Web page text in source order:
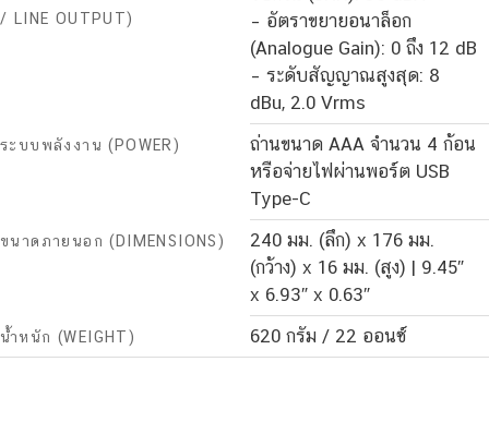
/ LINE OUTPUT)
– อัตราขยายอนาล็อก
(Analogue Gain): 0 ถึง 12 dB
– ระดับสัญญาณสูงสุด: 8
dBu, 2.0 Vrms
ระบบพลังงาน (POWER)
ถ่านขนาด AAA จำนวน 4 ก้อน
หรือจ่ายไฟผ่านพอร์ต USB
Type-C
ขนาดภายนอก (DIMENSIONS)
240 มม. (ลึก) x 176 มม.
(กว้าง) x 16 มม. (สูง) | 9.45″
x 6.93″ x 0.63″
น้ำหนัก (WEIGHT) 620 กรัม / 22 ออนซ์